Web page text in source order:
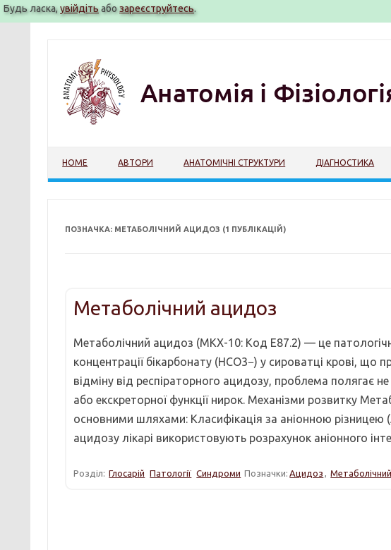
Будь ласка,увійдітьабозареєструйтесь.
HOME АВТОРИ АНАТОМІЧНІ СТРУКТУРИ ДІАГНОСТИКА
ПОЗНАЧКА: МЕТАБОЛІЧНИЙ АЦИДОЗ (1 ПУБЛІКАЦІЙ)
Метаболічний ацидоз
Метаболічний ацидоз (МКХ-10: Код E87.2) — це
концентрації бікарбонату (HCO3−​) у сироватці крові,
відміну від респіраторного ацидозу, проблема полягає
або екскреторної функції нирок. Механізми розвитку
основними шляхами: Класифікація за аніонною різницею
ацидозу лікарі використовують розрахунок аніонного
Розділ: Глосарій Патології Синдроми Позначки: Ацидоз ,